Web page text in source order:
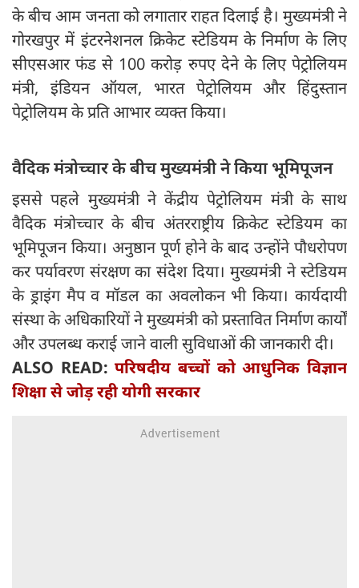
के बीच आम जनता को लगातार राहत दिलाई है। मुख्यमंत्री ने
गोरखपुर में इंटरनेशनल क्रिकेट स्टेडियम के निर्माण के लिए
सीएसआर फंड से 100 करोड़ रुपए देने के लिए पेट्रोलियम
मंत्री, इंडियन ऑयल, भारत पेट्रोलियम और हिंदुस्तान
पेट्रोलियम के प्रति आभार व्यक्त किया।
वैदिक मंत्रोच्चार के बीच मुख्यमंत्री ने किया भूमिपूजन
इससे पहले मुख्यमंत्री ने केंद्रीय पेट्रोलियम मंत्री के साथ
वैदिक मंत्रोच्चार के बीच अंतरराष्ट्रीय क्रिकेट स्टेडियम का
भूमिपूजन किया। अनुष्ठान पूर्ण होने के बाद उन्होंने पौधरोपण
कर पर्यावरण संरक्षण का संदेश दिया। मुख्यमंत्री ने स्टेडियम
के ड्राइंग मैप व मॉडल का अवलोकन भी किया। कार्यदायी
संस्था के अधिकारियों ने मुख्यमंत्री को प्रस्तावित निर्माण कार्यों
और उपलब्ध कराई जाने वाली सुविधाओं की जानकारी दी।
ALSO READ:परिषदीय बच्चों को आधुनिक विज्ञान
शिक्षा से जोड़ रही योगी सरकार